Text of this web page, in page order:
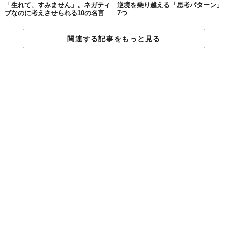
手を広げて、ただ待っているようなもの。
あなたの心と思考はあなた自身、つまり、あなたの責任。自分の
心をコントロールできていないと、他人に制御されてしまいま
す。何も難しく考える必要はありません、至ってシンプルなこ
と。心を精神の内側に引き込むだけで、ポジティブに集中できる
「生れて、すみません」。ネガティ
ブなのに考えさせられる10の名言
逆境を乗り越える「思考パターン」
7つ
関連する記事をもっと見る